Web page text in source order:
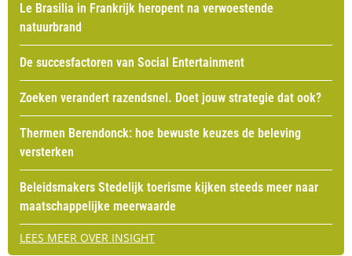
Le Brasilia in Frankrijk heropent na verwoestende
natuurbrand
De succesfactoren van Social Entertainment
Zoeken verandert razendsnel. Doet jouw strategie dat ook?
Thermen Berendonck: hoe bewuste keuzes de beleving
versterken
Beleidsmakers Stedelijk toerisme kijken steeds meer naar
maatschappelijke meerwaarde
LEES MEER OVER INSIGHT